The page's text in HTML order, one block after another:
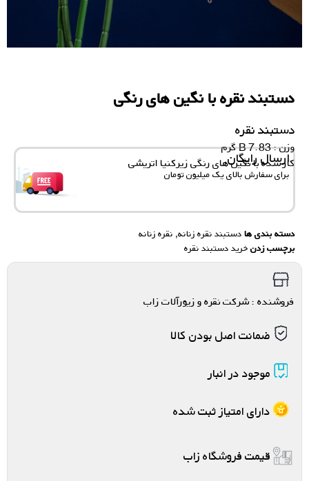
دستبند نقره با نگین های رنگی
دستبند نقره
وزن : 7.83 B گرم
کار شده با نگین های رنگی زیرکنیا اتریشی
ارسال رایگان
برای سفارش‌ بالای یک میلیون تومان
دسته بندی ها دستبند نقره زنانه, نقره زنانه
برچسب زدن خرید دستبند نقره
فروشنده : شرکت نقره و زیورآلات زاب
ضمانت اصل بودن کالا
موجود در انبار
دارای امتیاز ثبت شده
قیمت فروشگاه زاب